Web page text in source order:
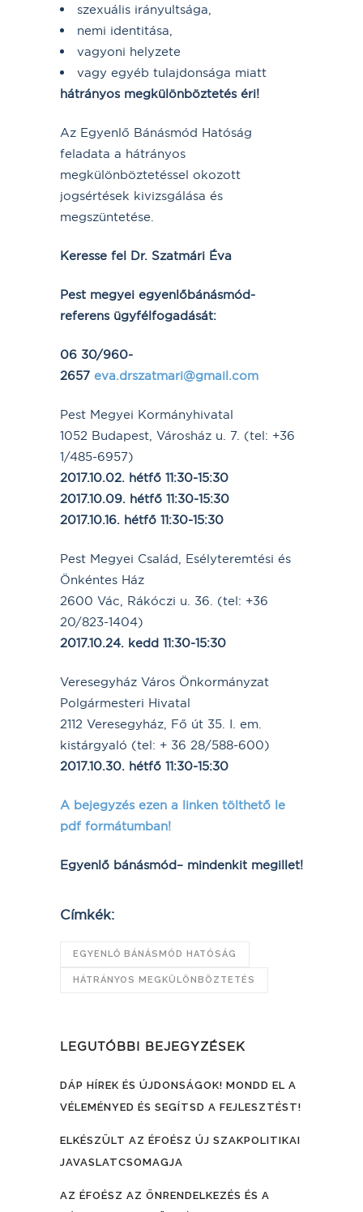
szexuális irányultsága,
nemi identitása,
vagyoni helyzete
vagy egyéb tulajdonsága miatt
hátrányos megkülönböztetés éri!
Az Egyenlő Bánásmód Hatóság
feladata a hátrányos
megkülönböztetéssel okozott
jogsértések kivizsgálása és
megszüntetése.
Keresse fel Dr. Szatmári Éva
Pest megyei egyenlőbánásmód-
referens ügyfélfogadását:
06 30/960-
2657 eva.drszatmari@gmail.com
Pest Megyei Kormányhivatal
1052 Budapest, Városház u. 7. (tel: +36
1/485-6957)
2017.10.02. hétfő 11:30-15:30
2017.10.09. hétfő 11:30-15:30
2017.10.16. hétfő 11:30-15:30
Pest Megyei Család, Esélyteremtési és
Önkéntes Ház
2600 Vác, Rákóczi u. 36. (tel: +36
20/823-1404)
2017.10.24. kedd 11:30-15:30
Veresegyház Város Önkormányzat
Polgármesteri Hivatal
2112 Veresegyház, Fő út 35. I. em.
kistárgyaló (tel: + 36 28/588-600)
2017.10.30. hétfő 11:30-15:30
A bejegyzés ezen a linken tölthető le
pdf formátumban!
Egyenlő bánásmód– mindenkit megillet!
Címkék:
EGYENLŐ BÁNÁSMÓD HATÓSÁG
HÁTRÁNYOS MEGKÜLÖNBÖZTETÉS
LEGUTÓBBI BEJEGYZÉSEK
DÁP HÍREK ÉS ÚJDONSÁGOK! MONDD EL A
VÉLEMÉNYED ÉS SEGÍTSD A FEJLESZTÉST!
ELKÉSZÜLT AZ ÉFOÉSZ ÚJ SZAKPOLITIKAI
JAVASLATCSOMAGJA
AZ ÉFOÉSZ AZ ÖNRENDELKEZÉS ÉS A